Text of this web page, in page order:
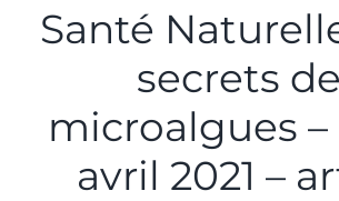
Santé
secrets
microalgues –
avril 2021 –